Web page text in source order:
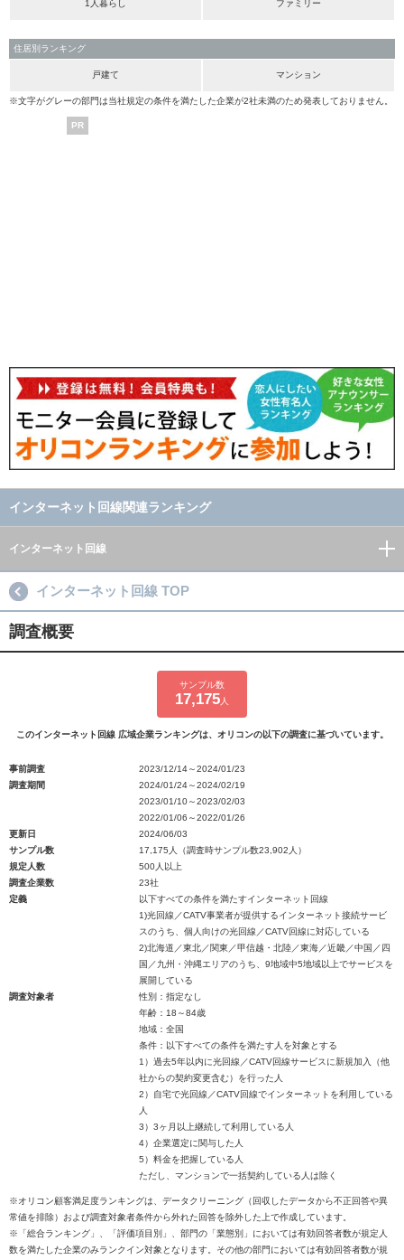
1人暮らし ファミリー
住居別ランキング
戸建て マンション
※文字がグレーの部門は当社規定の条件を満たした企業が2社未満のため発表しておりません。
PR
インターネット回線関連ランキング
インターネット回線
インターネット回線 TOP
調査概要
サンプル数
17,175 人
このインターネット回線 広域企業ランキングは、オリコンの以下の調査に基づいています。
事前調査
2023/12/14～2024/01/23
調査期間
2024/01/24～2024/02/19
2023/01/10～2023/02/03
2022/01/06～2022/01/26
更新日
2024/06/03
サンプル数
17,175人（調査時サンプル数23,902人）
規定人数
500人以上
調査企業数
23社
定義
以下すべての条件を満たすインターネット回線
1)光回線／CATV事業者が提供するインターネット接続サービ
スのうち、個人向けの光回線／CATV回線に対応している
2)北海道／東北／関東／甲信越・北陸／東海／近畿／中国／四
国／九州・沖縄エリアのうち、9地域中5地域以上でサービスを
展開している
調査対象者
性別：指定なし
年齢：18～84歳
地域：全国
条件：以下すべての条件を満たす人を対象とする
1）過去5年以内に光回線／CATV回線サービスに新規加入（他
社からの契約変更含む）を行った人
2）自宅で光回線／CATV回線でインターネットを利用している
人
3）3ヶ月以上継続して利用している人
4）企業選定に関与した人
5）料金を把握している人
ただし、マンションで一括契約している人は除く
※オリコン顧客満足度ランキングは、データクリーニング（回収したデータから不正回答や異
常値を排除）および調査対象者条件から外れた回答を除外した上で作成しています。
※「総合ランキング」、「評価項目別」、部門の「業態別」においては有効回答者数が規定人
数を満たした企業のみランクイン対象となります。その他の部門においては有効回答者数が規